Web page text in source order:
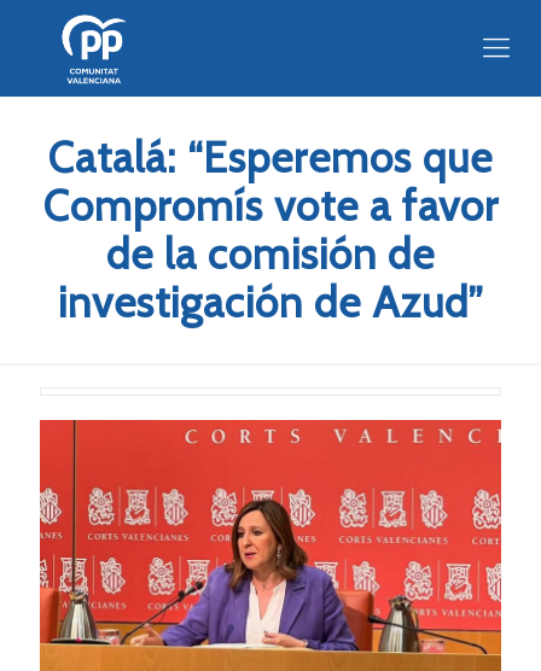
Catalá: “Esperemos que
Compromís vote a favor
de la comisión de
investigación de Azud”